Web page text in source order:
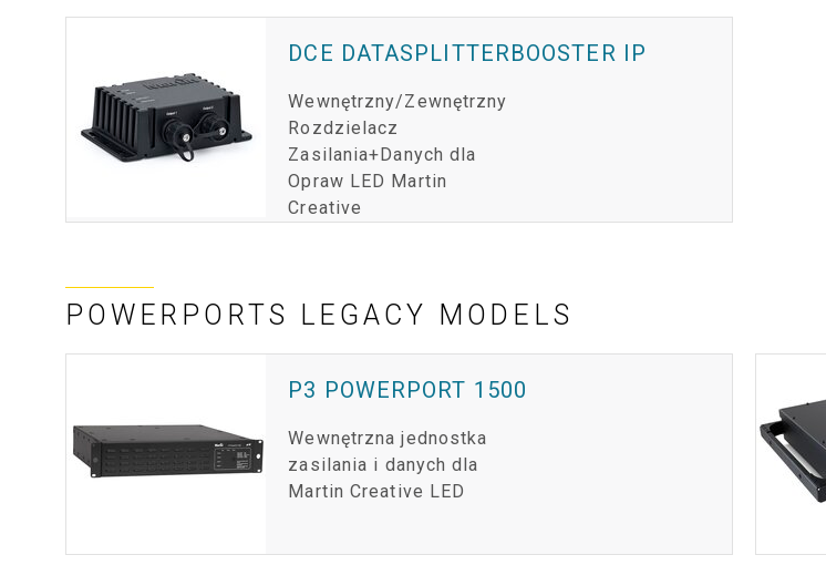
DCE DATASPLITTERBOOSTER IP
Wewnętrzny/Zewnętrzny
Rozdzielacz
Zasilania+Danych dla
Opraw LED Martin
Creative
POWERPORTS LEGACY MODELS
P3 POWERPORT 1500
Wewnętrzna jednostka
zasilania i danych dla
Martin Creative LED